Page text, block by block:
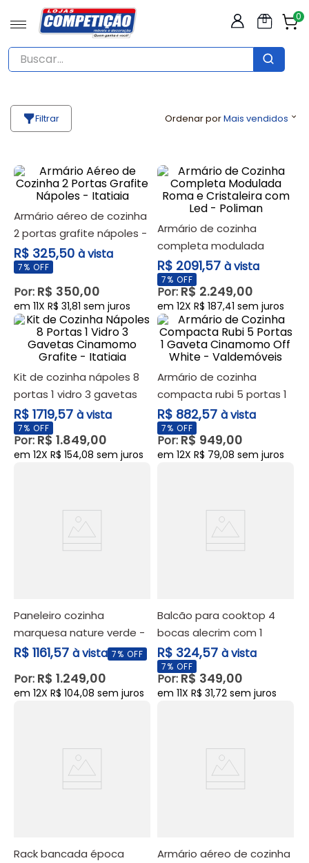
0
Buscar...
Filtrar Ordenar porMais vendidos
armário aéreo de cozinha
2 portas grafite nápoles -
itatiaia
R$ 325,50 à vista
7% OFF
Por: R$ 350,00
em 11X R$ 31,81 sem juros
armário de cozinha
completa modulada
roma e cristaleira com led
- poliman
R$ 2091,57 à vista
7% OFF
Por:R$ 2.249,00
em 12X R$ 187,41 sem juros
kit de cozinha nápoles 8
portas 1 vidro 3 gavetas
cinamomo grafite -
itatiaia
R$ 1719,57 à vista
7% OFF
Por:R$1.849,00
em 12X R$ 154,08 sem juros
armário de cozinha
compacta rubi 5 portas 1
gaveta cinamomo off
white - valdemóveis
R$ 882,57 à vista
7% OFF
Por:R$ 949,00
em 12X R$ 79,08 sem juros
paneleiro cozinha
marquesa nature verde -
nesher
R$ 1161,57 à vista 7% OFF
Por: R$ 1.249,00
em 12X R$ 104,08 sem juros
balcão para cooktop 4
bocas alecrim com 1
gaveta e nicho - poliman
móveis
R$ 324,57 à vista
7% OFF
Por:R$ 349,00
em 11X R$ 31,72 sem juros
rack bancada época
armário aéreo de cozinha
º
sofá
º
guarda roupas casal
cozinha
cômoda
armário cozinha
cama
rack
mesa 4 cadeiras
º poltrona